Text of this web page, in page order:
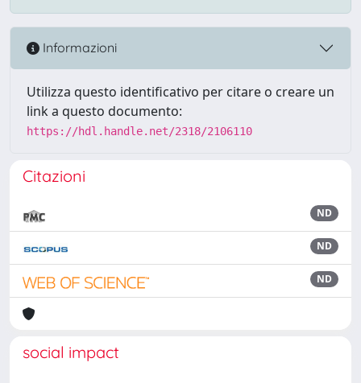
Informazioni
Utilizza questo identificativo per citare o creare un
link a questo documento:
https://hdl.handle.net/2318/2106110
Citazioni
ND
ND
ND
social impact